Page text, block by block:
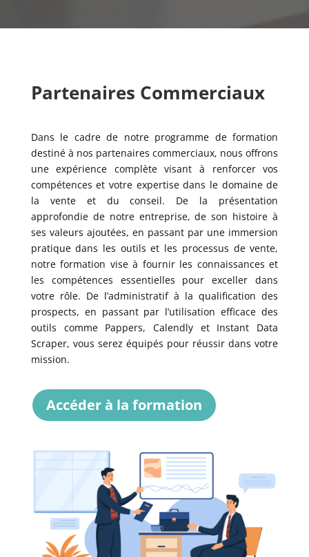
Partenaires Commerciaux
Dans le cadre de notre programme de formation
destiné à nos partenaires commerciaux, nous offrons
une expérience complète visant à renforcer vos
compétences et votre expertise dans le domaine de
la vente et du conseil. De la présentation
approfondie de notre entreprise, de son histoire à
ses valeurs ajoutées, en passant par une immersion
pratique dans les outils et les processus de vente,
notre formation vise à fournir les connaissances et
les compétences essentielles pour exceller dans
votre rôle. De l’administratif à la qualification des
prospects, en passant par l’utilisation efficace des
outils comme Pappers, Calendly et Instant Data
Scraper, vous serez équipés pour réussir dans votre
mission.
Accéder à la formation